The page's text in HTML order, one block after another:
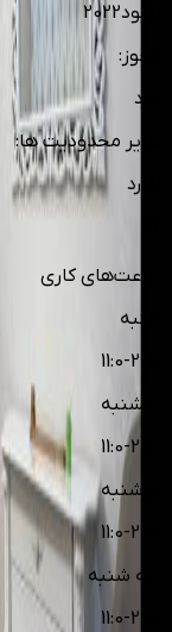
دایود2022
مجوز :
دارد
سایر محدودیت ها:
ندارد
ساعت‌های کاری
شنبه
11:0-20:0
یکشنبه
11:0-20:0
دوشنبه
11:0-20:0
سه شنبه
11:0-20:0